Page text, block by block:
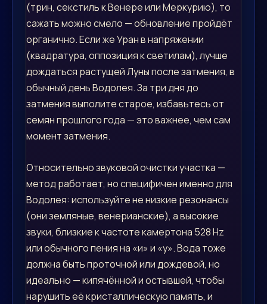
(трин, секстиль к Венере или Меркурию), то
сажать можно смело — обновление пройдёт
органично. Если же Уран в напряжении
(квадратура, оппозиция к светилам), лучше
дождаться растущей Луны после затмения, в
обычный день Водолея. За три дня до
затмения выполите старое, избавьтесь от
семян прошлого года — это важнее, чем сам
момент затмения.
Относительно звуковой очистки участка —
метод работает, но специфичен именно для
Водолея: используйте не низкие резонансы
(они земляные, венерианские), а высокие
звуки, близкие к частоте камертона 528 Hz
или обычного пения на «и» и «у». Вода тоже
должна быть проточной или дождевой, но
идеально — кипячённой и остывшей, чтобы
нарушить её кристаллическую память, и